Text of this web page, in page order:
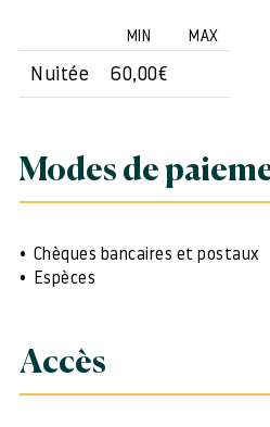
MIN MAX
Nuitée 60,00€
Modes de
Chèques bancaires et postaux
Espèces
Accès